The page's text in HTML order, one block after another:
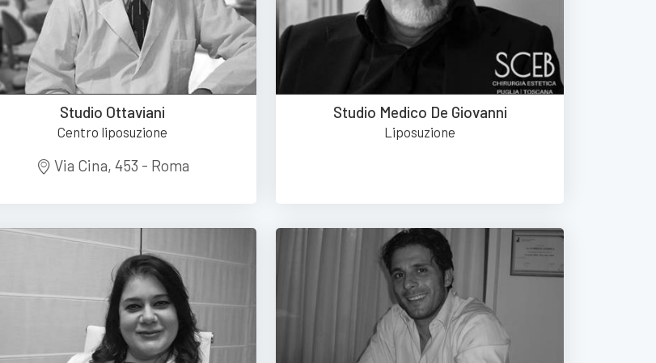
Studio Ottaviani
Centro liposuzione
Via Cina, 453 - Roma
Studio Medico De Giovanni
Liposuzione